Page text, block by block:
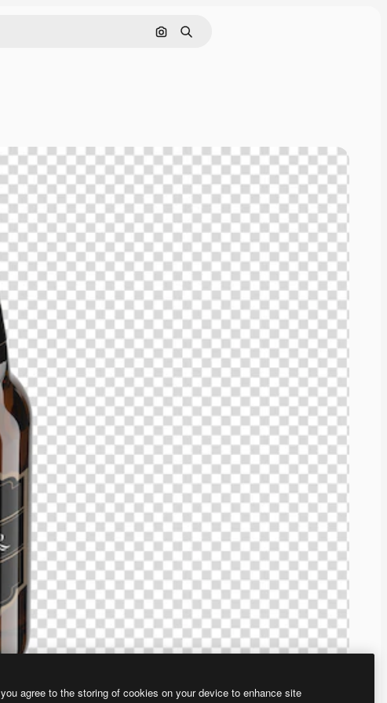
Поиск по изображению
Поиск
agree to the storing of cookies on your device to enhance site